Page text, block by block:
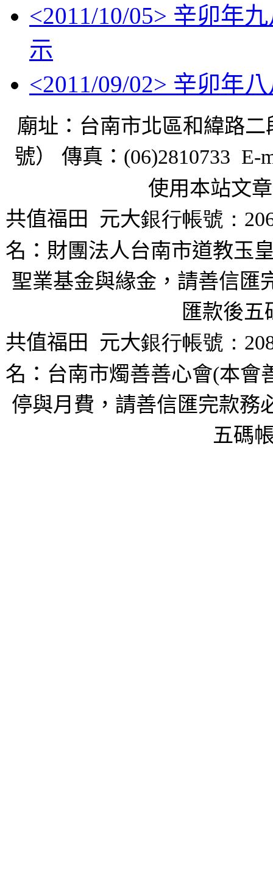
<2011/10/05> 辛卯年
示
<2011/09/02> 辛卯年
廟址：台南市北區和緯路二
號） 傳真： (06)2810733 E-
使用本站文
共值福田
元大銀行帳號：
名：財團法人台南市道教玉
聖業基金與緣金，請善信匯
匯款後五
共值福田
元大銀行帳號：
名：台南市燭善善心會(本會
停與月費，請善信匯完款務
五碼